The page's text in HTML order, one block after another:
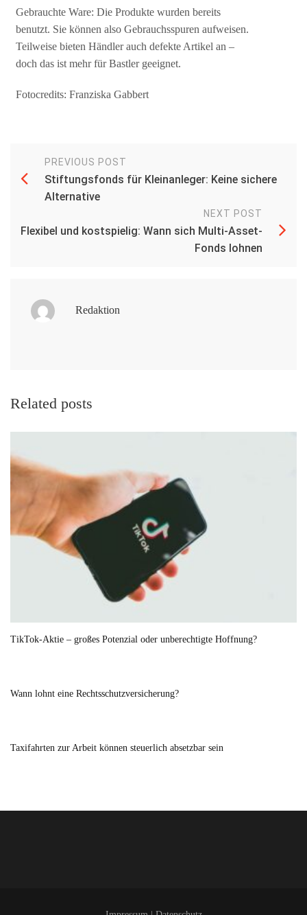
Gebrauchte Ware: Die Produkte wurden bereits
benutzt. Sie können also Gebrauchsspuren aufweisen.
Teilweise bieten Händler auch defekte Artikel an –
doch das ist mehr für Bastler geeignet.
Fotocredits: Franziska Gabbert
PREVIOUS POST
Stiftungsfonds für Kleinanleger: Keine sichere
Alternative
NEXT POST
Flexibel und kostspielig: Wann sich Multi-Asset-
Fonds lohnen
Redaktion
Related posts
TikTok-Aktie – großes Potenzial oder unberechtigte Hoffnung?
Wann lohnt eine Rechtsschutzversicherung?
Taxifahrten zur Arbeit können steuerlich absetzbar sein